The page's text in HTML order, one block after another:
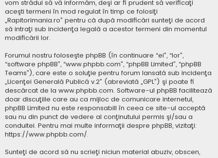
vom strădui să vă informăm, deşi ar fi prudent să verificaţi
aceşti termeni în mod regulat în timp ce folosiţi
„Rapitorimania.ro” pentru că după modificări sunteţi de acord
să intraţi sub incidenţa legală a acestor termeni din momentul
modificării lor.
Forumul nostru foloseşte phpBB (în continuare “ei”, “lor”,
“software phpBB”, “www.phpbb.com”, “phpBB Limited”, “phpBB
Teams”), care este o soluţie pentru forum lansată sub incidenţa
„Licenţei Generală Publică v.2” (abreviată „GPL”) şi poate fi
descărcat de la www.phpbb.com. Software-ul phpBB facilitează
doar discuţiile care au ca mijloc de comunicare internetul,
phpBB Limited nu este responsabill în ceea ce site-ul acceptă
sau nu din punct de vedere al conţinutului permis şi/sau a
conduitei. Pentru mai multe informaţii despre phpBB, vizitaţi:
https://www.phpbb.com/.
Sunteţi de acord să nu scrieţi niciun material abuziv, obscen,